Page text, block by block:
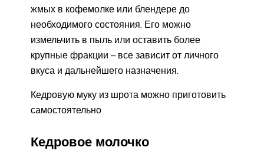
жмых в кофемолке или блендере до
необходимого состояния. Его можно
измельчить в пыль или оставить более
крупные фракции – все зависит от личного
вкуса и дальнейшего назначения.
Кедровую муку из шрота можно приготовить
самостоятельно
Кедровое молочко